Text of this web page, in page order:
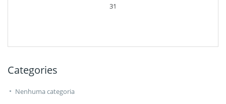
31
Categories
Nenhuma categoria